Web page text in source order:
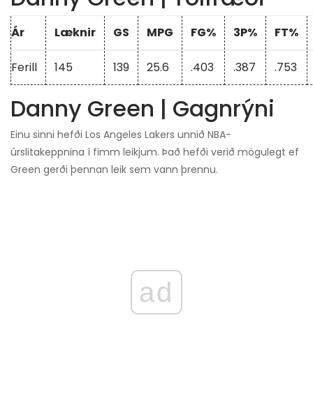
Ár Læknir GS MPG FG% 3P% FT%
Ferill 145 139 25.6 .403 .387 .753
Danny Green | Gagnrýni
Einu sinni hefði Los Angeles Lakers unnið NBA-
úrslitakeppnina í fimm leikjum. Það hefði verið mögulegt ef
Green gerði þennan leik sem vann þrennu.
ad